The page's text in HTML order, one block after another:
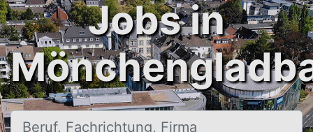
Jobs in
Beruf, Fachrichtung, Firma